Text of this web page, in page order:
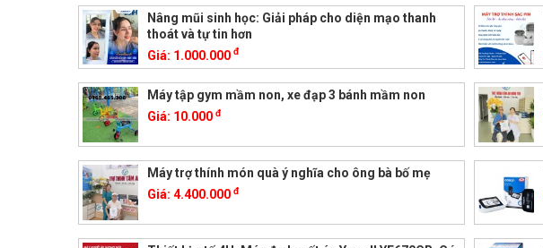
Nâng mũi sinh học: Giải pháp cho diện mạo thanh
thoát và tự tin hơn
Giá: 1.000.000 đ
Máy tập gym mầm non, xe đạp 3 bánh mầm non
Giá: 10.000 đ
Máy trợ thính món quà ý nghĩa cho ông bà bố mẹ
Giá: 4.400.000 đ